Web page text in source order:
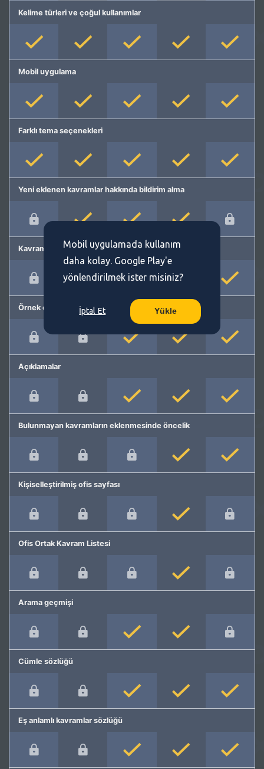
Kelime türleri ve çoğul kullanımlar
Mobil uygulama
Farklı tema seçenekleri
Yeni eklenen kavramlar hakkında bildirim alma
Kavram önerme
Örnek cümleler
Açıklamalar
Bulunmayan kavramların eklenmesinde öncelik
Kişiselleştirilmiş ofis sayfası
Ofis Ortak Kavram Listesi
Arama geçmişi
Cümle sözlüğü
Eş anlamlı kavramlar sözlüğü
Mobil uygulamada kullanım
daha kolay. Google Play'e
yönlendirilmek ister misiniz?
İptal Et Yükle